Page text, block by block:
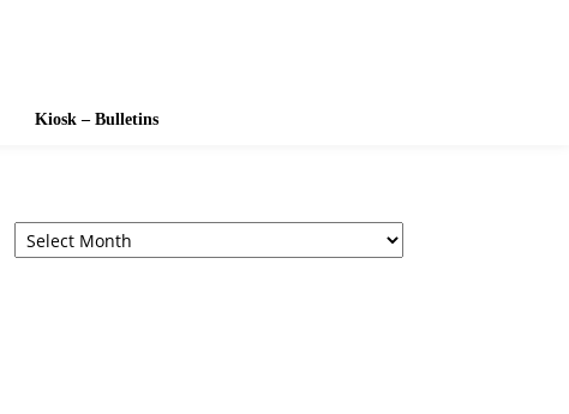
Kiosk – Bulletins
Archives